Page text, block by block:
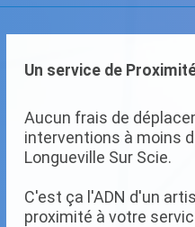
Un service de
Aucun frais de
interventions à moins
Longueville Sur Scie.
C'est ça l'ADN d'un
proximité à votre